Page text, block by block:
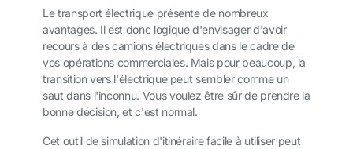
Le transport électrique présente de nombreux
avantages. Il est donc logique d'envisager d'avoir
recours à des camions électriques dans le cadre de
vos opérations commerciales. Mais pour beaucoup, la
transition vers l'électrique peut sembler comme un
saut dans l'inconnu. Vous voulez être sûr de prendre la
bonne décision, et c'est normal.
Cet outil de simulation d'itinéraire facile à utiliser peut